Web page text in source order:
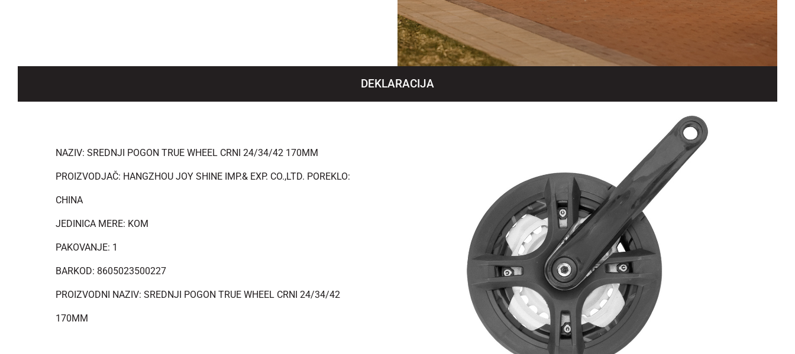
DEKLARACIJA
NAZIV: SREDNJI POGON TRUE WHEEL CRNI 24/34/42 170MM
PROIZVODJAČ: HANGZHOU JOY SHINE IMP.& EXP. CO.,LTD. POREKLO:
CHINA
JEDINICA MERE: KOM
PAKOVANJE: 1
BARKOD: 8605023500227
PROIZVODNI NAZIV: SREDNJI POGON TRUE WHEEL CRNI 24/34/42
170MM